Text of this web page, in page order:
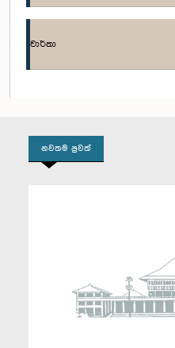
ගරු (ආචාර්ය)
වාර්තා
නවතම පුවත්